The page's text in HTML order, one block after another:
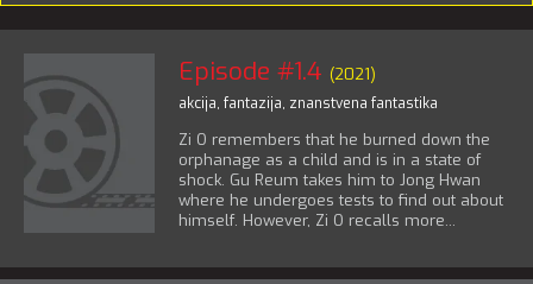
Episode #1.4 (2021)
akcija, fantazija, znanstvena fantastika
Zi O remembers that he burned down the
orphanage as a child and is in a state of
shock. Gu Reum takes him to Jong Hwan
where he undergoes tests to find out about
himself. However, Zi O recalls more...